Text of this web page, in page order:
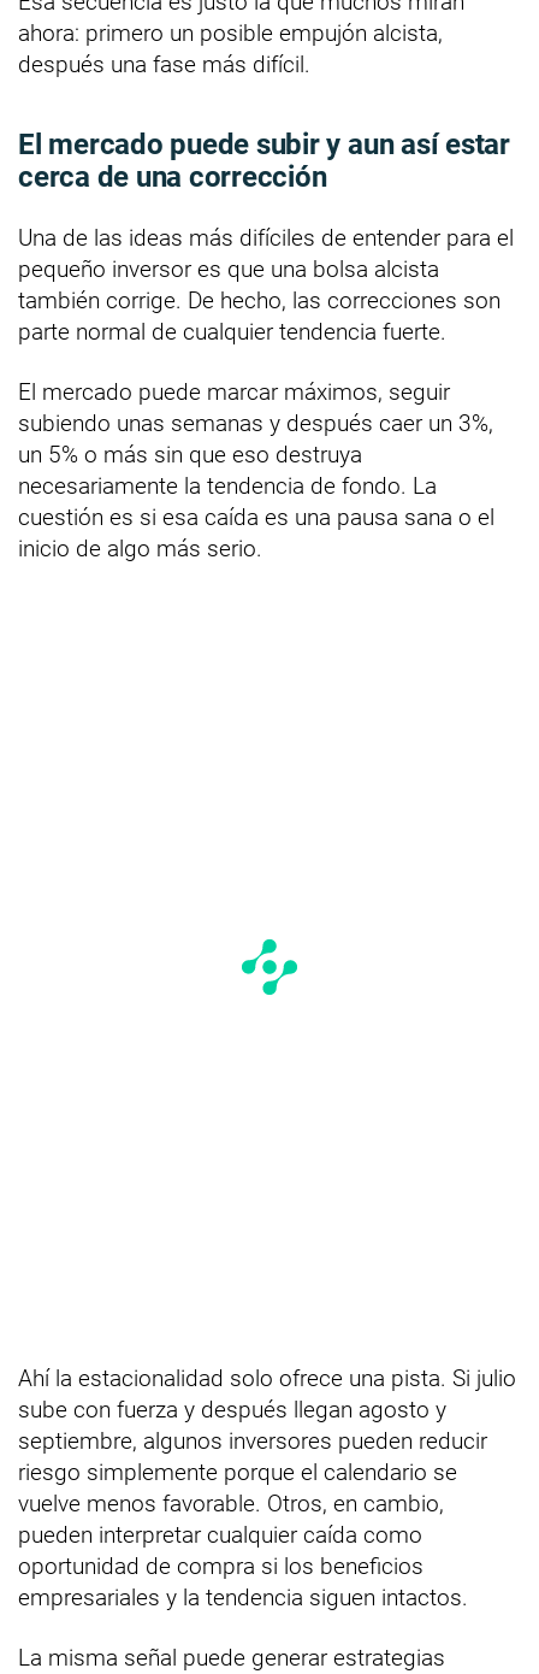
ahora: primero un posible empujón alcista,
después una fase más difícil.
El mercado puede subir y aun así estar
cerca de una corrección
Una de las ideas más difíciles de entender para el
pequeño inversor es que una bolsa alcista
también corrige. De hecho, las correcciones son
parte normal de cualquier tendencia fuerte.
El mercado puede marcar máximos, seguir
subiendo unas semanas y después caer un 3%,
un 5% o más sin que eso destruya
necesariamente la tendencia de fondo. La
cuestión es si esa caída es una pausa sana o el
inicio de algo más serio.
Ahí la estacionalidad solo ofrece una pista. Si julio
sube con fuerza y después llegan agosto y
septiembre, algunos inversores pueden reducir
riesgo simplemente porque el calendario se
vuelve menos favorable. Otros, en cambio,
pueden interpretar cualquier caída como
oportunidad de compra si los beneficios
empresariales y la tendencia siguen intactos.
La misma señal puede generar estrategias